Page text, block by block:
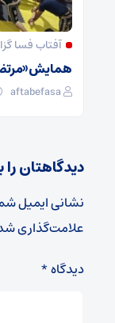
آفتاب فسا
همایش
aftabefasa
دیدگاهتان
نشانی ایمیل
علامت‌گذاری
دیدگاه*